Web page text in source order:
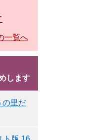
一覧へ
します
の里だ